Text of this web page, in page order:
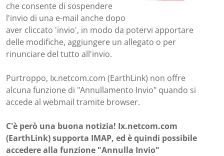
che consente di sospendere
l'invio di una e-mail anche dopo
aver cliccato 'invio', in modo da potervi apportare
delle modifiche, aggiungere un allegato o per
rinunciare del tutto all'invio.
Purtroppo, Ix.netcom.com (EarthLink) non offre
alcuna funzione di "Annullamento Invio" quando si
accede al webmail tramite browser.
C'è però una buona notizia! Ix.netcom.com
(EarthLink) supporta IMAP, ed è quindi possibile
accedere alla funzione "Annulla Invio"